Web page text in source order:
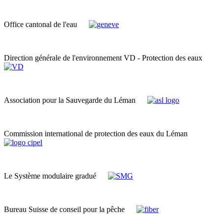
Office cantonal de l'eau
Direction générale de l'environnement VD - Protection des eaux
Association pour la Sauvegarde du Léman
Commission international de protection des eaux du Léman
Le Système modulaire gradué
Bureau Suisse de conseil pour la pêche